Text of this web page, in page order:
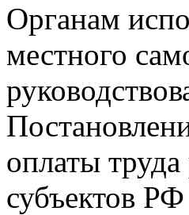
Органам
местного
оплаты
субъектов